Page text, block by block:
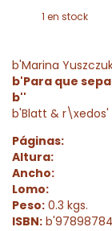
1 en stock
b'Marina
b'Para que
b''
b'Blatt & r\xedos'
Páginas:
Altura:
Ancho:
Lomo:
Peso: 0.3 kgs.
ISBN: